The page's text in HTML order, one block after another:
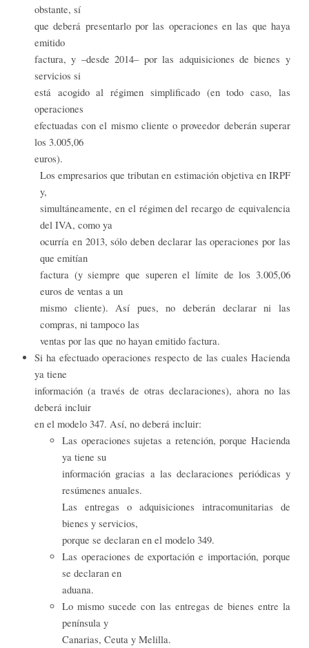
obstante, sí
que deberá presentarlo por las operaciones en las que haya
emitido
factura, y –desde 2014– por las adquisiciones de bienes y
servicios si
está acogido al régimen simplificado (en todo caso, las
operaciones
efectuadas con el mismo cliente o proveedor deberán superar
los 3.005,06
euros).
Los empresarios que tributan en estimación objetiva en IRPF
y,
simultáneamente, en el régimen del recargo de equivalencia
del IVA, como ya
ocurría en 2013, sólo deben declarar las operaciones por las
que emitían
factura (y siempre que superen el límite de los 3.005,06
euros de ventas a un
mismo cliente). Así pues, no deberán declarar ni las
compras, ni tampoco las
ventas por las que no hayan emitido factura.
Si ha efectuado operaciones respecto de las cuales Hacienda
ya tiene
información (a través de otras declaraciones), ahora no las
deberá incluir
en el modelo 347. Así, no deberá incluir:
Las operaciones sujetas a retención, porque Hacienda
ya tiene su
información gracias a las declaraciones periódicas y
resúmenes anuales.
Las entregas o adquisiciones intracomunitarias de
bienes y servicios,
porque se declaran en el modelo 349.
Las operaciones de exportación e importación, porque
se declaran en
aduana.
Lo mismo sucede con las entregas de bienes entre la
península y
Canarias, Ceuta y Melilla.